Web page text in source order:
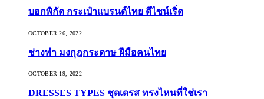
บอกพิกัด กระเป๋าแบรนด์ไทย ดีไซน์เริ่ด
OCTOBER 26, 2022
ช่างทำ มงกุฎกระดาษ ฝีมือคนไทย
OCTOBER 19, 2022
DRESSES TYPES ชุดเดรส ทรงไหนที่ใช่เรา